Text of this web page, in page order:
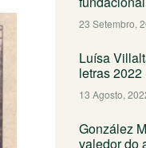
23 Setembro,
Luísa
letras 2022
13 Agosto,
González
valedor do